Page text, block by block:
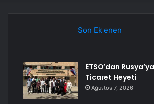
Son Eklenen
ETSO’dan Rusya’ya
Ticaret Heyeti
Ağustos 7, 2026